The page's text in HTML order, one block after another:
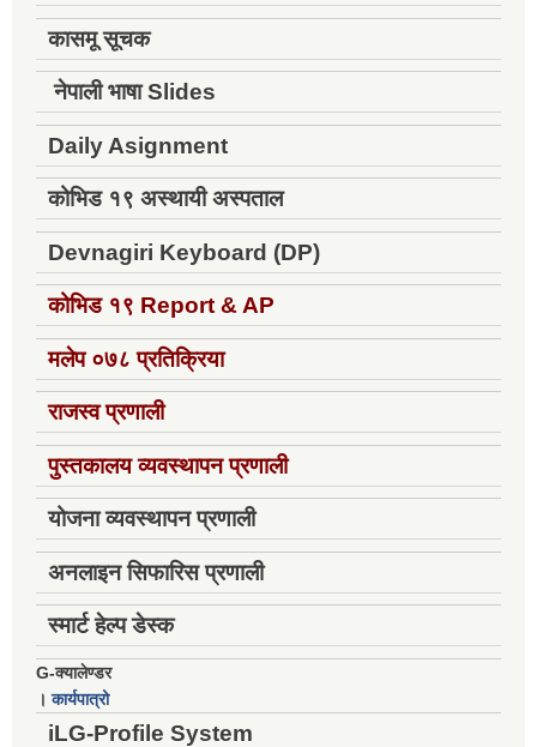
कासमू सूचक
नेपाली भाषा Slides
Daily Asignment
कोभिड १९ अस्थायी अस्पताल
Devnagiri Keyboard (DP)
कोभिड १९ Report & AP
मलेप ०७८ प्रतिक्रिया
राजस्व प्रणाली
पुस्तकालय व्यवस्थापन प्रणाली
योजना व्यवस्थापन प्रणाली
अनलाइन सिफारिस प्रणाली
स्मार्ट हेल्प डेस्क
G-क्यालेण्डर
।कार्यपात्रो
iLG-Profile System